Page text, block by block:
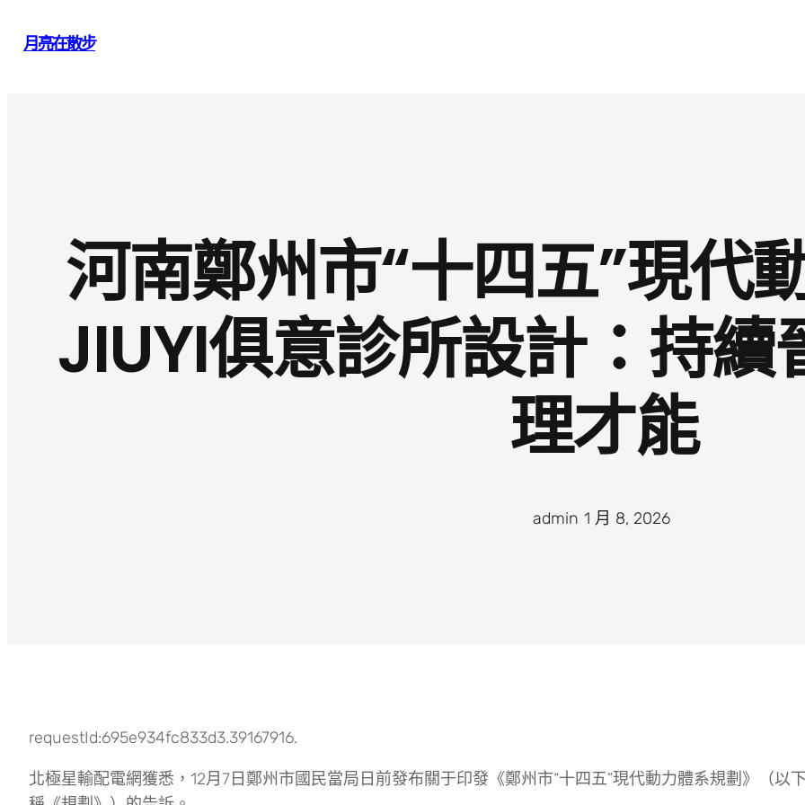
月亮在散步
河南鄭州市“十四五”現代
JIUYI俱意診所設計：持續
理才能
admin 1 月 8, 2026·
requestId:695e934fc833d3.39167916.
北極星輸配電網獲悉，12月7日鄭州市國民當局日前發布關于印發《鄭州市“十四五”現代動力體系規劃》（以